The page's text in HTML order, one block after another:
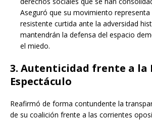
Aseguró que su movimiento representa
resistente curtida ante la adversidad
mantendrán la defensa del espacio
el miedo.
3. Autenticidad frente a la
Espectáculo
Reafirmó de forma contundente la
de su coalición frente a las corrientes